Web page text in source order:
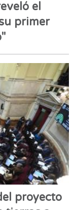
el
primer
proyecto